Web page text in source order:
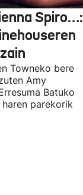
Spiro…:
Towneko bere
Amy
Batuko
parekorik